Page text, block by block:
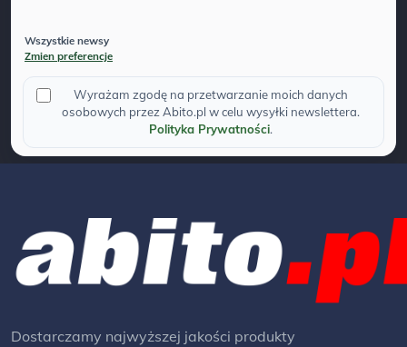
Wszystkie newsy
Zmien preferencje
Wyrażam zgodę na przetwarzanie moich danych
osobowych przez Abito.pl w celu wysyłki newslettera.
Polityka Prywatności.
Dostarczamy najwyższej jakości produkty